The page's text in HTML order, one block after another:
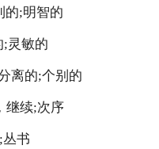
的;明智的
;灵敏的
离的;个别的
继续;次序
丛书